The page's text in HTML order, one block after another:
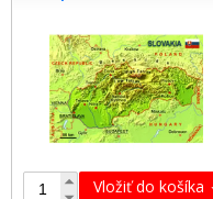
Vložiť do košíka